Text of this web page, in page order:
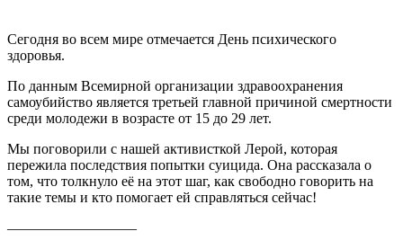
Сегодня во всем мире отмечается День психического
здоровья.
По данным Всемирной организации здравоохранения
самоубийство является третьей главной причиной смертности
среди молодежи в возрасте от 15 до 29 лет.
Мы поговорили с нашей активисткой Лерой, которая
пережила последствия попытки суицида. Она рассказала о
том, что толкнуло её на этот шаг, как свободно говорить на
такие темы и кто помогает ей справляться сейчас!
—————————